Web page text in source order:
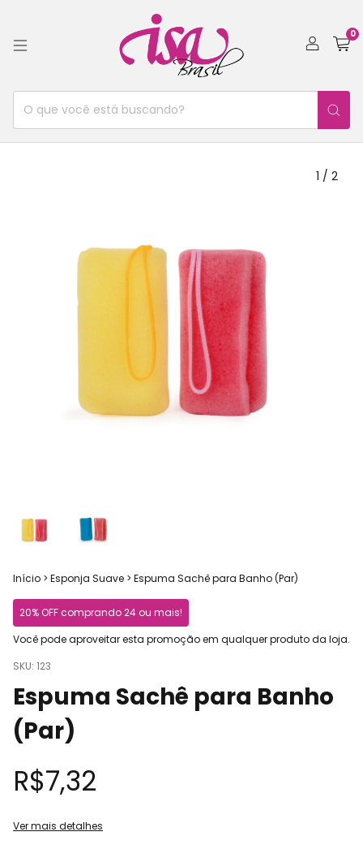
0
1 / 2
Início > Esponja Suave > Espuma Sachê para Banho (Par)
20% OFF comprando 24 ou mais!
Você pode aproveitar esta promoção em qualquer produto da loja.
SKU: 123
Espuma Sachê para Banho
(Par)
R$7,32
Ver mais detalhes